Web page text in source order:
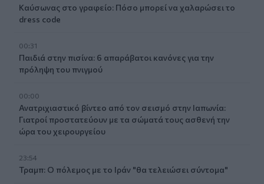
Καύσωνας στο γραφείο: Πόσο μπορεί να χαλαρώσει το
dress code
00:31
Παιδιά στην πισίνα: 6 απαράβατοι κανόνες για την
πρόληψη του πνιγμού
00:00
Ανατριχιαστικό βίντεο από τον σεισμό στην Ιαπωνία:
Γιατροί προστατεύουν με τα σώματά τους ασθενή την
ώρα του χειρουργείου
23:54
Τραμπ: Ο πόλεμος με το Ιράν "θα τελειώσει σύντομα"